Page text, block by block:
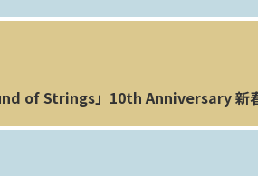
of Strings」10th Anniversary 新